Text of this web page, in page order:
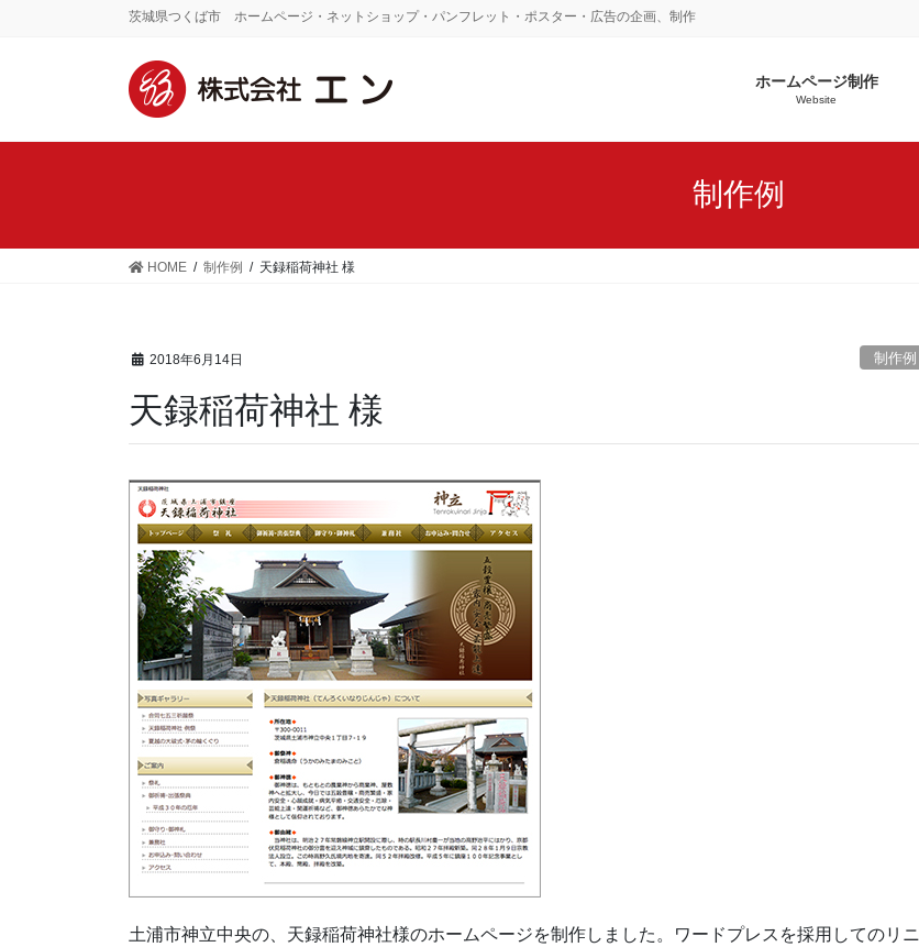
茨城県つくば市 ホームページ・ネットショップ・パンフレット・ポスター・広告の企画、制作
ホームページ制作
Website
制作例
HOME 制作例 天録稲荷神社 様
2018年6月14日 制作例
天録稲荷神社 様
土浦市神立中央の、天録稲荷神社様のホームページを制作しました。ワードプレスを採用してのリニ